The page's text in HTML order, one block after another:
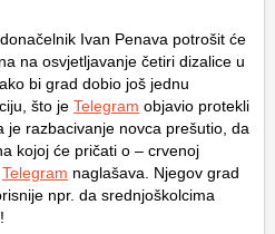
Ivan Penava potrošit će
na osvjetljavanje četiri dizalice u
bi grad dobio još jednu
što je Telegram objavio protekli
je razbacivanje novca prešutio, da
kojoj će pričati o – crvenoj
Telegram naglašava. Njegov grad
npr. da srednjoškolcima